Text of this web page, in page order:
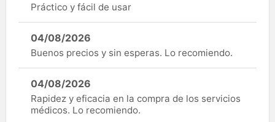
Práctico y fácil de usar
04/08/2026
Buenos precios y sin esperas. Lo recomiendo.
04/08/2026
Rapidez y eficacia en la compra de los servicios
médicos. Lo recomiendo.